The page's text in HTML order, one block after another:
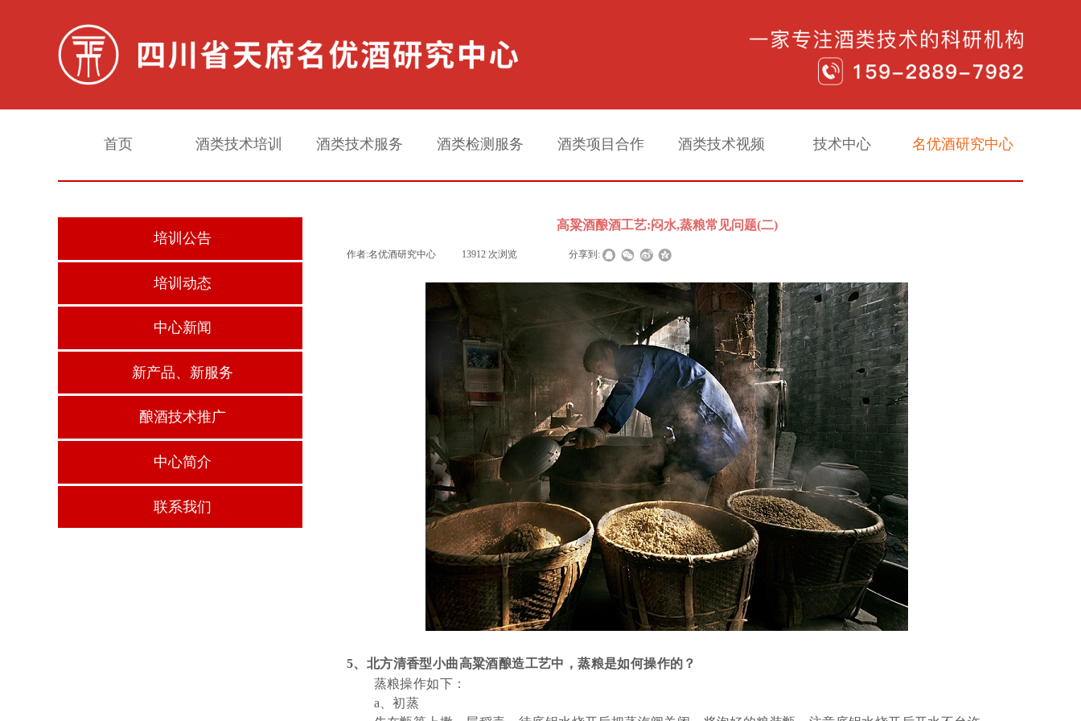
首页 酒类技术培训 酒类技术服务 酒类检测服务 酒类项目合作 酒类技术视频 技术中心 名优酒研究中心
高粱酒酿酒工艺:闷水,蒸粮常见问题(二)
作者:名优酒研究中心 13912 次浏览 分享到:
5、 北方清香型小曲高粱酒酿造工艺中，蒸粮是如何操作的？
蒸粮操作如下：
a、初蒸
培训公告
培训动态
中心新闻
新产品、新服务
酿酒技术推广
中心简介
联系我们